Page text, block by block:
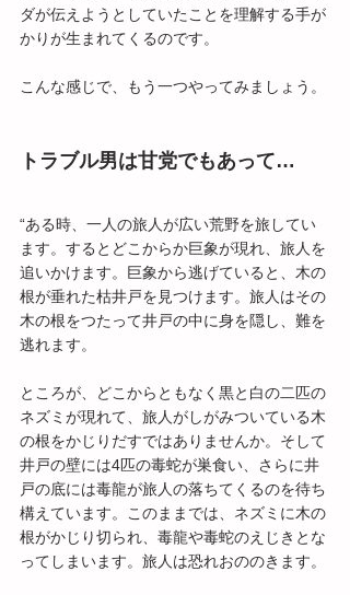
ダが伝えようとしていたことを理解する手が
かりが生まれてくるのです。
こんな感じで、もう一つやってみましょう。
トラブル男は甘党でもあって…
“ある時、一人の旅人が広い荒野を旅してい
ます。するとどこからか巨象が現れ、旅人を
追いかけます。巨象から逃げていると、木の
根が垂れた枯井戸を見つけます。旅人はその
木の根をつたって井戸の中に身を隠し、難を
逃れます。
ところが、どこからともなく黒と白の二匹の
ネズミが現れて、旅人がしがみついている木
の根をかじりだすではありませんか。そして
井戸の壁には4匹の毒蛇が巣食い、さらに井
戸の底には毒龍が旅人の落ちてくるのを待ち
構えています。このままでは、ネズミに木の
根がかじり切られ、毒龍や毒蛇のえじきとな
ってしまいます。旅人は恐れおののきます。